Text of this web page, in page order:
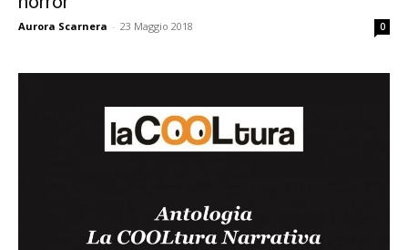
Aurora Scarnera - 23 Maggio 2018 0